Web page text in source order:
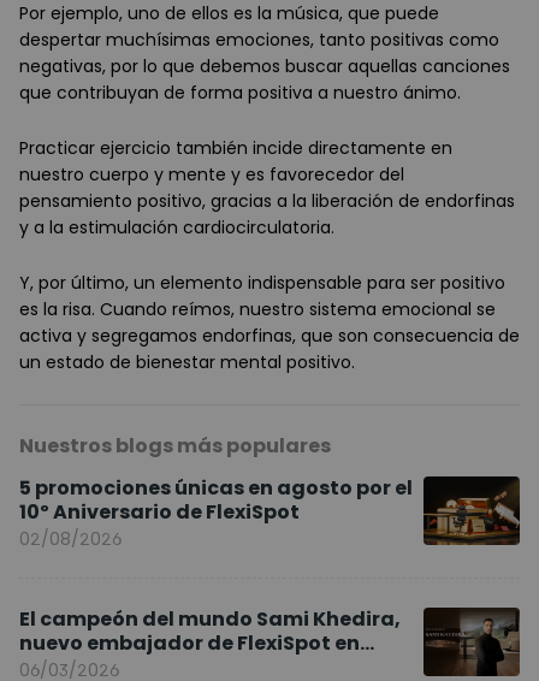
Por ejemplo, uno de ellos es la música, que puede
despertar muchísimas emociones, tanto positivas como
negativas, por lo que debemos buscar aquellas canciones
que contribuyan de forma positiva a nuestro ánimo.
Practicar ejercicio también incide directamente en
nuestro cuerpo y mente y es favorecedor del
pensamiento positivo, gracias a la liberación de endorfinas
y a la estimulación cardiocirculatoria.
Y, por último, un elemento indispensable para ser positivo
es la risa. Cuando reímos, nuestro sistema emocional se
activa y segregamos endorfinas, que son consecuencia de
un estado de bienestar mental positivo.
Nuestros blogs más populares
5 promociones únicas en agosto por el
10º Aniversario de FlexiSpot
02/08/2026
El campeón del mundo Sami Khedira,
nuevo embajador de FlexiSpot en
Europa
06/03/2026